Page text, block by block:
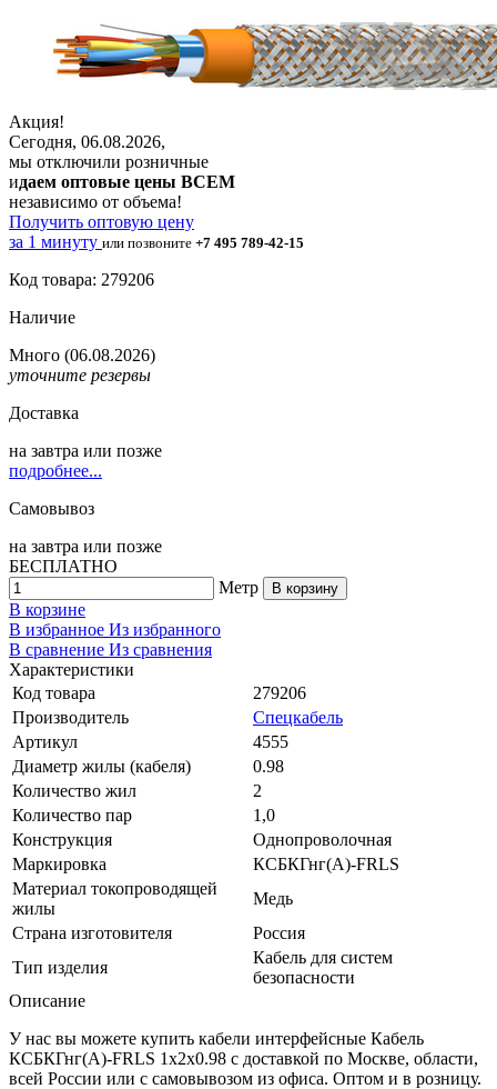
Акция!
Сегодня, 06.08.2026,
мы отключили розничные
идаем оптовые цены ВСЕМ
независимо от объема!
Получить оптовую цену
за 1 минуту или позвоните +7 495 789-42-15
Код товара: 279206
Наличие
Много (06.08.2026)
уточните резервы
Доставка
на завтра или позже
подробнее...
Самовывоз
на завтра или позже
БЕСПЛАТНО
Метр
В корзину
В корзине
В избранное Из избранного
В сравнение Из сравнения
Характеристики
Код товара
279206
Производитель
Спецкабель
Артикул
4555
Диаметр жилы (кабеля)
0.98
Количество жил
2
Количество пар
1,0
Конструкция
Однопроволочная
Маркировка
КСБКГнг(A)-FRLS
Материал токопроводящей
жилы
Медь
Страна изготовителя
Россия
Тип изделия
Кабель для систем
безопасности
Описание
У нас вы можете купить кабели интерфейсные Кабель
КСБКГнг(А)-FRLS 1х2х0.98 с доставкой по Москве, области,
всей России или с самовывозом из офиса. Оптом и в розницу.